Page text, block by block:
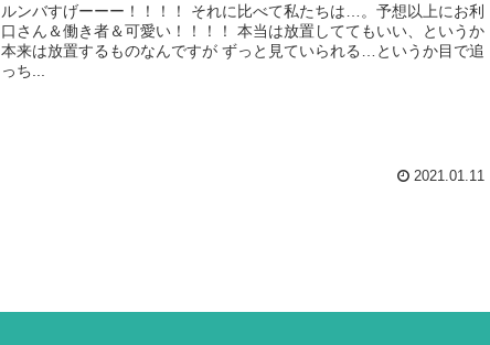
ルンバすげーーー！！！！ それに比べて私たちは…。予想以上にお利
口さん＆働き者＆可愛い！！！！ 本当は放置しててもいい、というか
本来は放置するものなんですが ずっと見ていられる…というか目で追
っち...
2021.01.11